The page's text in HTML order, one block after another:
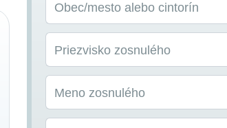
Obec/mesto alebo cintorín
Priezvisko zosnulého
Meno zosnulého